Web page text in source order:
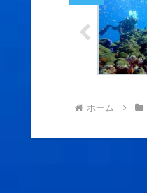
ホーム